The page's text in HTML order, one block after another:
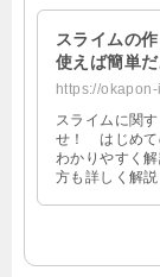
スライムの
使えば簡単だ
https://
スライムに関
せ！ はじめて
わかりやすく
方も詳しく解